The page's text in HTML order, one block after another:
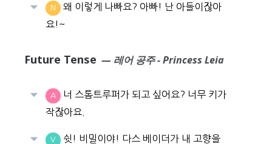
N
왜 이렇게 나빠요? 아빠! 난 아들이잖아
요!~
Future Tense — 레어 공주 - Princess Leia
A
너 스톰트루퍼가 되고 싶어요? 너무 키가
작잖아요.
V
쉿! 비밀이야! 다스 베이더가 내 고향을